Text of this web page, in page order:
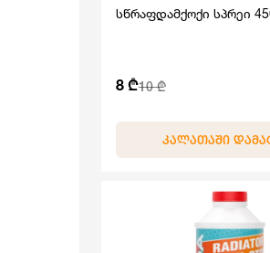
სწრაფდამქოქი სპრეი
8 ₾10 ₾
ᲙᲐᲚᲐᲗᲐᲨᲘ